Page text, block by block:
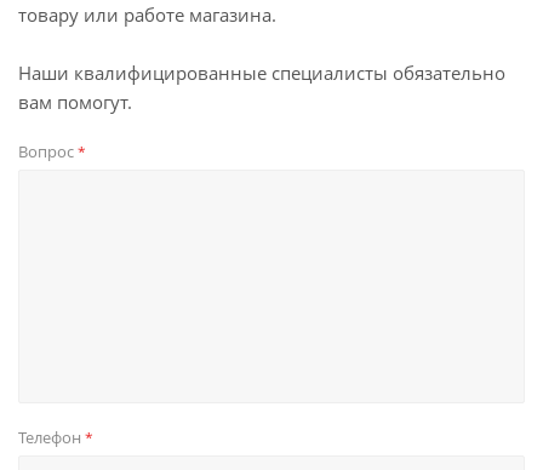
товару или работе магазина.
Наши квалифицированные специалисты обязательно
вам помогут.
Вопрос*
Телефон *